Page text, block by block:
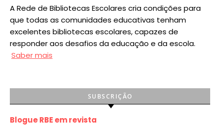
A Rede de Bibliotecas Escolares cria condições para
que todas as comunidades educativas tenham
excelentes bibliotecas escolares, capazes de
responder aos desafios da educação e da escola.
Saber mais
SUBSCRIÇÃO
Blogue RBE em revista